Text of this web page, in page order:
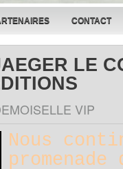
CONTACT
LE
VIP
Nous